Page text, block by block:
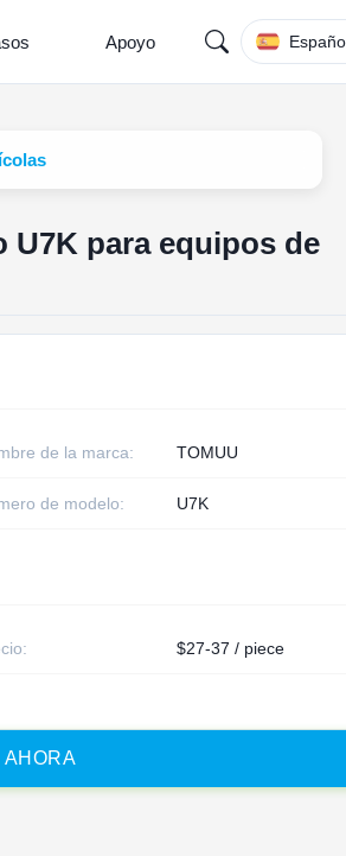
Apoyo
U7K para equipos de
de la marca: TOMUU
de modelo: U7K
$27-37 / piece
AH ORA